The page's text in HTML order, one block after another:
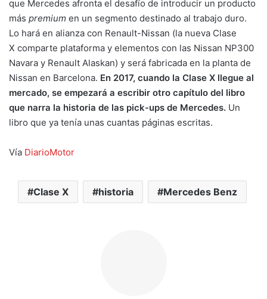
que Mercedes afronta el desafío de introducir un producto
más premium en un segmento destinado al trabajo duro.
Lo hará en alianza con Renault-Nissan (la nueva Clase
X comparte plataforma y elementos con las Nissan NP300
Navara y Renault Alaskan) y será fabricada en la planta de
Nissan en Barcelona. En 2017, cuando la Clase X llegue al
mercado, se empezará a escribir otro capítulo del libro
que narra la historia de las pick-ups de Mercedes. Un
libro que ya tenía unas cuantas páginas escritas.
Vía DiarioMotor
Clase X historia Mercedes Benz